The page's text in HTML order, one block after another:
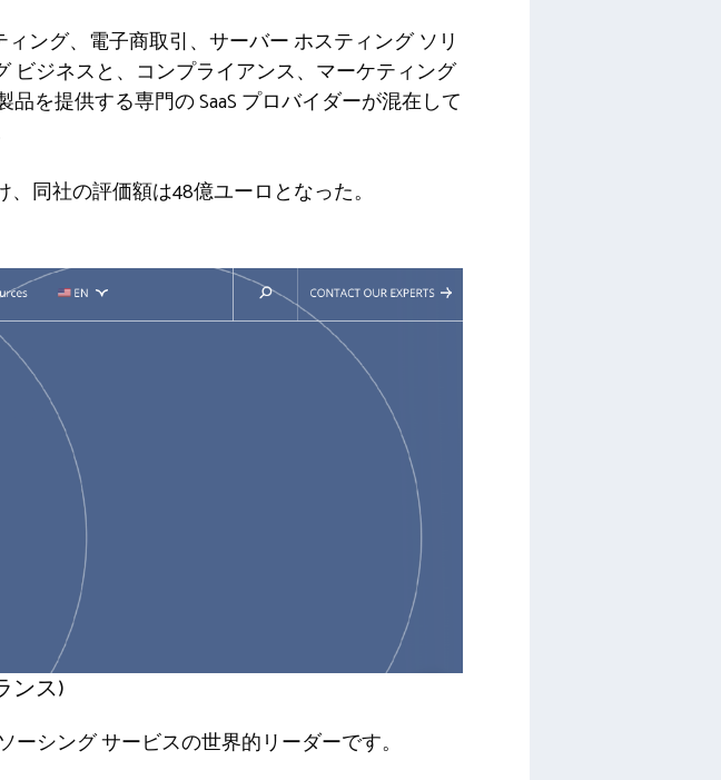
ング、電子商取引、サーバー ホスティング ソリ
ビジネスと、コンプライアンス、マーケティング
を提供する専門の SaaS プロバイダーが混在して
同社の評価額は48億ユーロとなった。
ンス)
シング サービスの世界的リーダーです。